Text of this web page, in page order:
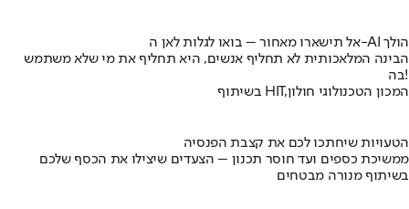
אל תישארו מאחור – בואו לגלות לאן ה-AI הולך
הבינה המלאכותית לא תחליף אנשים, היא תחליף את מי שלא משתמש
בה!
בשיתוף HIT,המכון הטכנולוגי חולון
הטעויות שיחתכו לכם את קצבת הפנסיה
ממשיכת כספים ועד חוסר תכנון – הצעדים שיצילו את הכסף שלכם
בשיתוף מנורה מבטחים